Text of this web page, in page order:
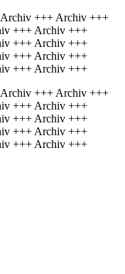
+++ Archiv +++
+++ Archiv +++
+++ Archiv +++
+++ Archiv +++
+++ Archiv +++
+++ Archiv +++
+++ Archiv +++
+++ Archiv +++
+++ Archiv +++
+++ Archiv +++